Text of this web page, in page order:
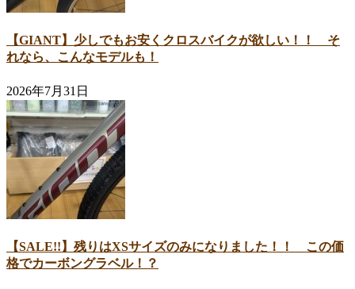
【GIANT】少しでもお安くクロスバイクが欲しい！！ そ
れなら、こんなモデルも！
2026年7月31日
【SALE!!】残りはXSサイズのみになりました！！ この価
格でカーボングラベル！？